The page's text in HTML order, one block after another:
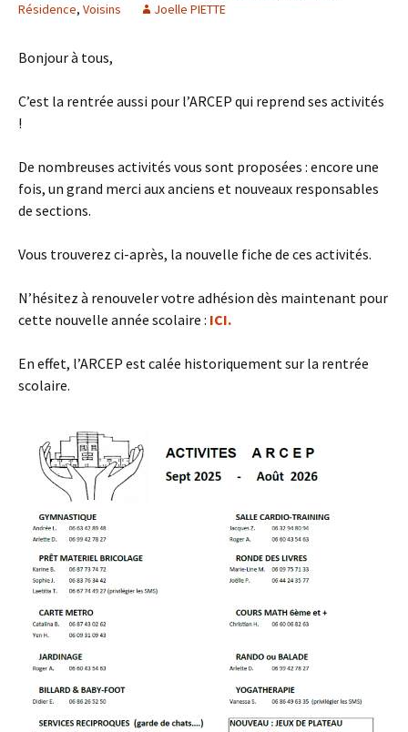
Résidence, Voisins Joelle PIETTE
Bonjour à tous,
C’est la rentrée aussi pour l’ARCEP qui reprend ses activités
!
De nombreuses activités vous sont proposées : encore une
fois, un grand merci aux anciens et nouveaux responsables
de sections.
Vous trouverez ci-après, la nouvelle fiche de ces activités.
N’hésitez à renouveler votre adhésion dès maintenant pour
cette nouvelle année scolaire : ICI.
En effet, l’ARCEP est calée historiquement sur la rentrée
scolaire.